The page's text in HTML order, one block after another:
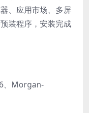
、应用市场、多屏
装程序，安装完成
、Morgan-